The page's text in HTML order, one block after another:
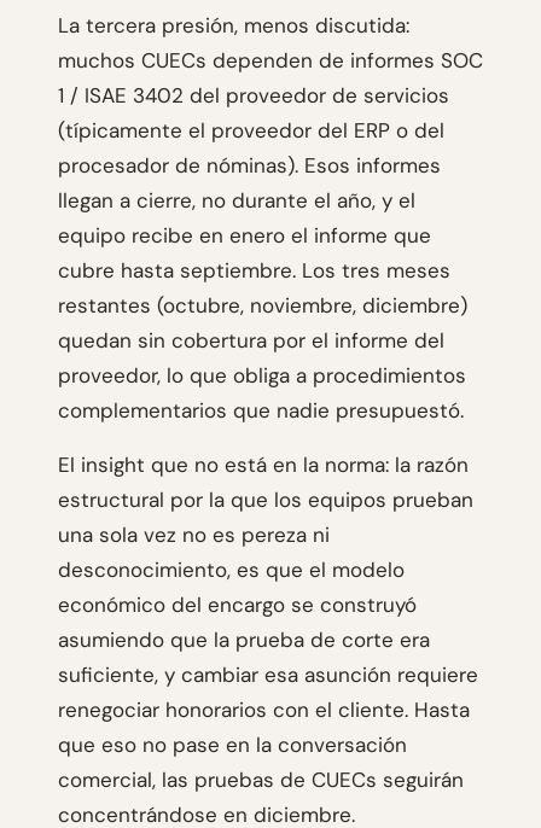
La tercera presión, menos discutida:
muchos CUECs dependen de informes SOC
1 / ISAE 3402 del proveedor de servicios
(típicamente el proveedor del ERP o del
procesador de nóminas). Esos informes
llegan a cierre, no durante el año, y el
equipo recibe en enero el informe que
cubre hasta septiembre. Los tres meses
restantes (octubre, noviembre, diciembre)
quedan sin cobertura por el informe del
proveedor, lo que obliga a procedimientos
complementarios que nadie presupuestó.
El insight que no está en la norma: la razón
estructural por la que los equipos prueban
una sola vez no es pereza ni
desconocimiento, es que el modelo
económico del encargo se construyó
asumiendo que la prueba de corte era
suficiente, y cambiar esa asunción requiere
renegociar honorarios con el cliente. Hasta
que eso no pase en la conversación
comercial, las pruebas de CUECs seguirán
concentrándose en diciembre.